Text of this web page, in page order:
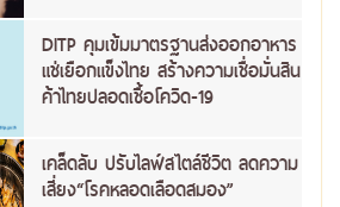
DITP คุมเข้มมาตรฐานส่งออกอาหาร
แช่เยือกแข็งไทย สร้างความเชื่อมั่นสิน
ค้าไทยปลอดเชื้อโควิด-19
เคล็ดลับ ปรับไลฟ์สไตล์ชีวิต ลดความ
เสี่ยง“โรคหลอดเลือดสมอง”